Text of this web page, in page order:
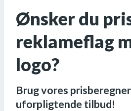
Ønsker du
reklameflag
logo?
Brug vores
uforpligtende tilbud!